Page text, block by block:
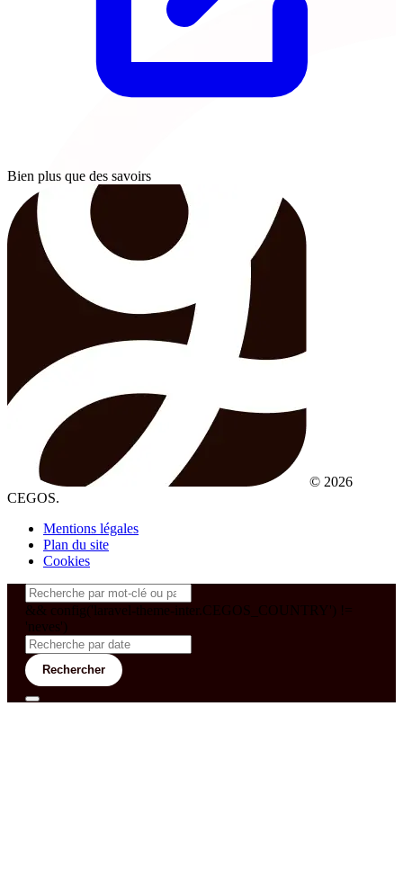
Bien plus que des savoirs
© 2026
CEGOS.
Mentions légales
Plan du site
Cookies
&& config('laravel-theme-inter.CEGOS_COUNTRY') !=
'neves')
Rechercher